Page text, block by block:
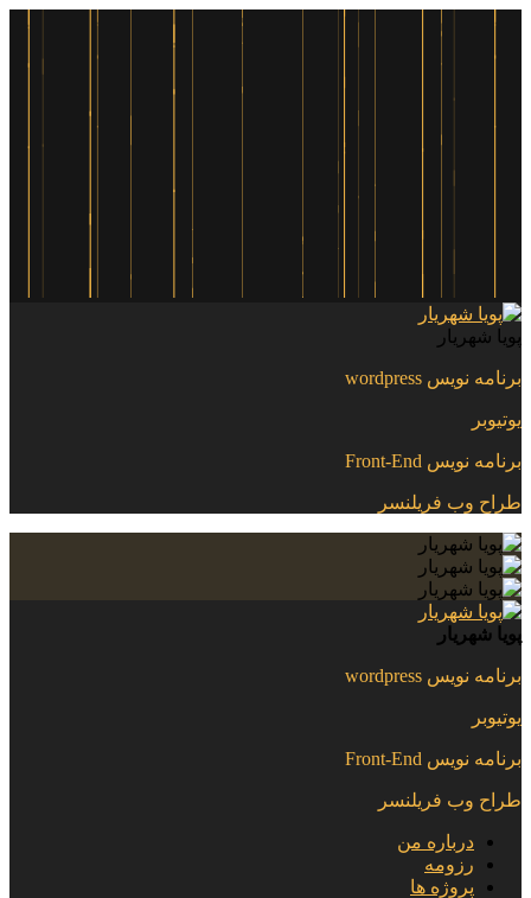
پویا شهریار
برنامه نویس wordpress
یوتیوبر
برنامه نویس Front-End
طراح وب فریلنسر
پویا شهریار
برنامه نویس wordpress
یوتیوبر
برنامه نویس Front-End
طراح وب فریلنسر
درباره من
رزومه
پروژه ها